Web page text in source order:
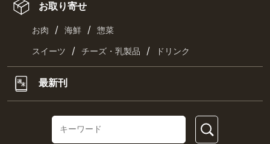
お取り寄せ
お肉 / 海鮮 / 惣菜
スイーツ / チーズ・乳製品 / ドリンク
最新刊